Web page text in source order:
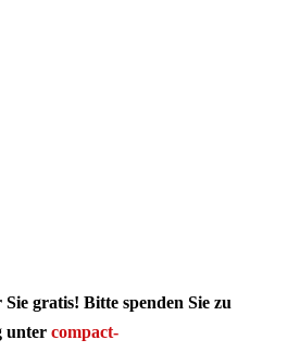
gratis! Bitte spenden Sie zu
unter compact-